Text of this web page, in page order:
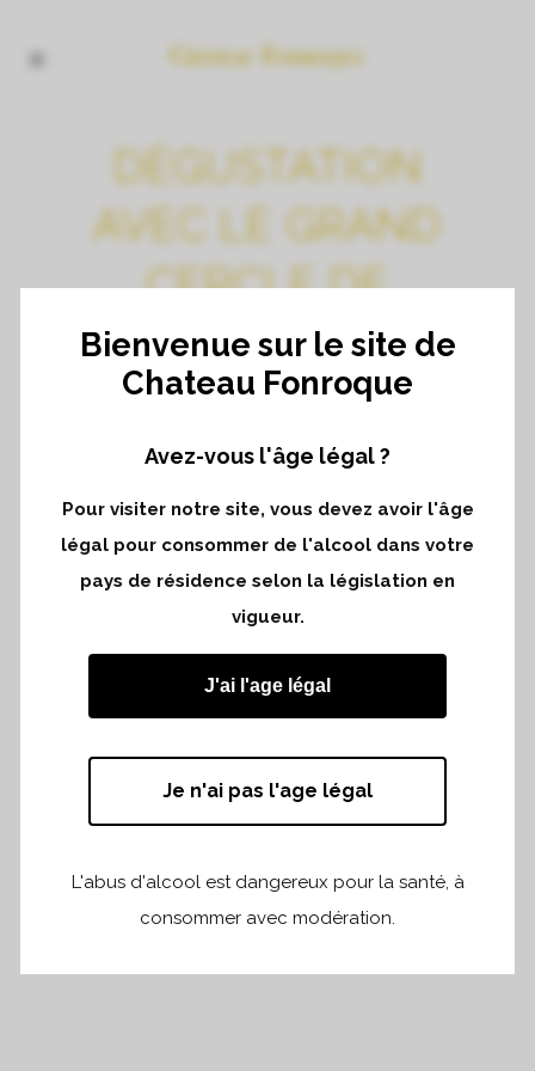
DÉGUSTATION
AVEC LE GRAND
CERCLE DE
BORDEAUX À
TOULOUSE
présentation du millésime 2020
cliquer sur celienpour vous inscrire
Partager Print page
Bienvenue sur le site de
Chateau Fonroque
Avez-vous l'âge légal ?
Pour visiter notre site, vous devez avoir l'âge
légal pour consommer de l'alcool dans votre
pays de résidence selon la législation en
vigueur.
J'ai l'age légal
Je n'ai pas l'age légal
L'abus d'alcool est dangereux pour la santé, à
consommer avec modération.